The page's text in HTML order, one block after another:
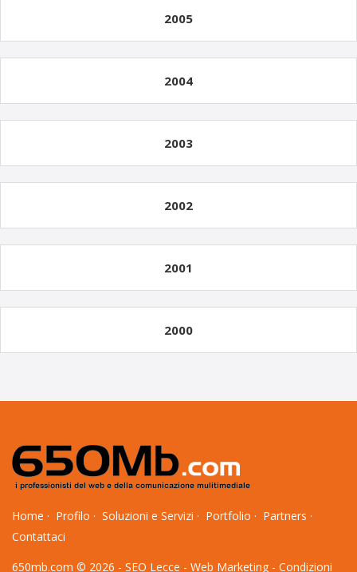
2005
2004
2003
2002
2001
2000
Home · Profilo · Soluzioni e Servizi · Portfolio · Partners ·
Contattaci
650mb.com © 2026 - SEO Lecce - Web Marketing - Condizioni